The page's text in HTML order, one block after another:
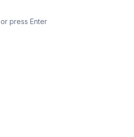
or press Enter